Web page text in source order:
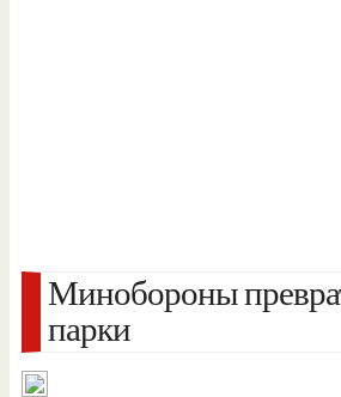
Минобороны
парки